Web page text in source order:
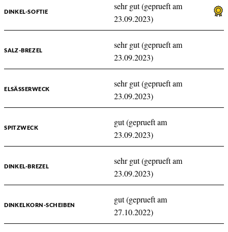
DINKEL-SOFTIE
sehr gut (geprueft am
23.09.2023)
SALZ-BREZEL
sehr gut (geprueft am
23.09.2023)
ELSÄSSERWECK
sehr gut (geprueft am
23.09.2023)
SPITZWECK
gut (geprueft am
23.09.2023)
DINKEL-BREZEL
sehr gut (geprueft am
23.09.2023)
DINKELKORN-SCHEIBEN
gut (geprueft am
27.10.2022)